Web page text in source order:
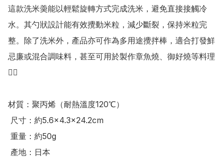
這款洗米羮能以輕鬆旋轉方式完成洗米，避免直接接觸冷
水。其勺狀設計能有效攪動米粒，減少斷裂，保持米粒完
整。除了洗米外，產品亦可作為多用途攪拌棒，適合打發鮮
忌廉或混合調味料，甚至可用於製作章魚燒、御好燒等料理
👍🏻
材質：聚丙烯（耐熱溫度120℃）